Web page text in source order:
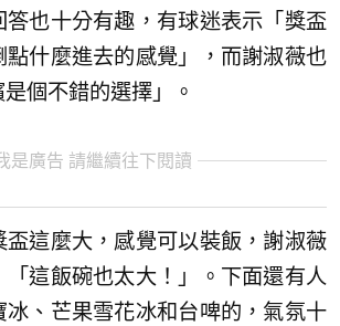
答也十分有趣，有球迷表示「獎盃
點什麼進去的感覺」，而謝淑薇也
個不錯的選擇」。
是廣告 請繼續往下閱讀
盃這麼大，感覺可以裝飯，謝淑薇
這飯碗也太大！」。下面還有人
冰、芒果雪花冰和台啤的，氣氛十